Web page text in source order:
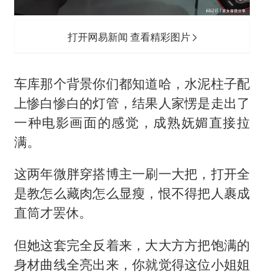
打开网易新闻 查看精彩图片
车库那个背景你们都知道哈，水泥柱子配
上惨白惨白的灯管，结果人家愣是走出了
一种电影画面的感觉，成熟妩媚直接拉
满。
这两年微胖穿搭博主一刷一大把，打开全
是教怎么藏肉怎么显瘦，恨不得把人裹成
直筒才罢休。
但她这套完全反着来，大大方方把饱满的
身材曲线全亮出来，你就觉得这位小姐姐